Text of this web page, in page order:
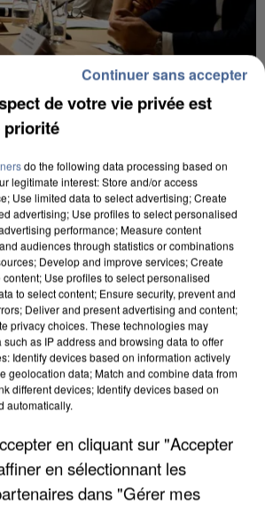
DE-FRANCE LANCE UN ÉLAN
AVEC LES...
CANICULES, LES REFUGES
SONT...
de votre vie privée est
priorité
do the following data processing based on
legitimate interest: Store and/or access
Use limited data to select advertising; Create
advertising; Use profiles to select personalised
performance; Measure content
audiences through statistics or combinations
Develop and improve services; Create
Use profiles to select personalised
to select content; Ensure security, prevent and
Deliver and present advertising and content;
privacy choices. These technologies may
as IP address and browsing data to offer
Identify devices based on information actively
geolocation data; Match and combine data from
different devices; Identify devices based on
automatically.
en cliquant sur "Accepter
en sélectionnant les
dans "Gérer mes
Continuer sans accepter